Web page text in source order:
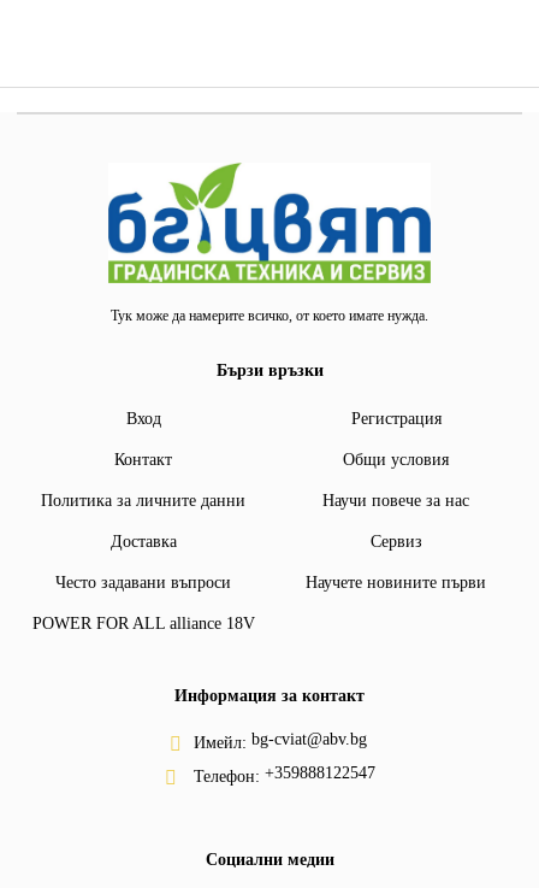
Тук може да намерите всичко, от което имате нужда.
Бързи връзки
Вход Регистрация
Контакт Общи условия
Политика за личните данни Научи повече за нас
Доставка Сервиз
Често задавани въпроси Научете новините първи
POWER FOR ALL alliance 18V
Информация за контакт
Имейл: bg-cviat@abv.bg
Телефон: +359888122547
Социални медии